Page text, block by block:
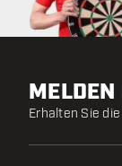
MELDEN
Erhalten Sie